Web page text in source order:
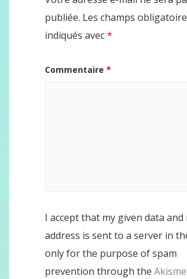
publiée. Les champs
indiqués avec*
Commentaire *
I accept that my given data and
address is sent to a server in
only for the purpose of spam
prevention through the